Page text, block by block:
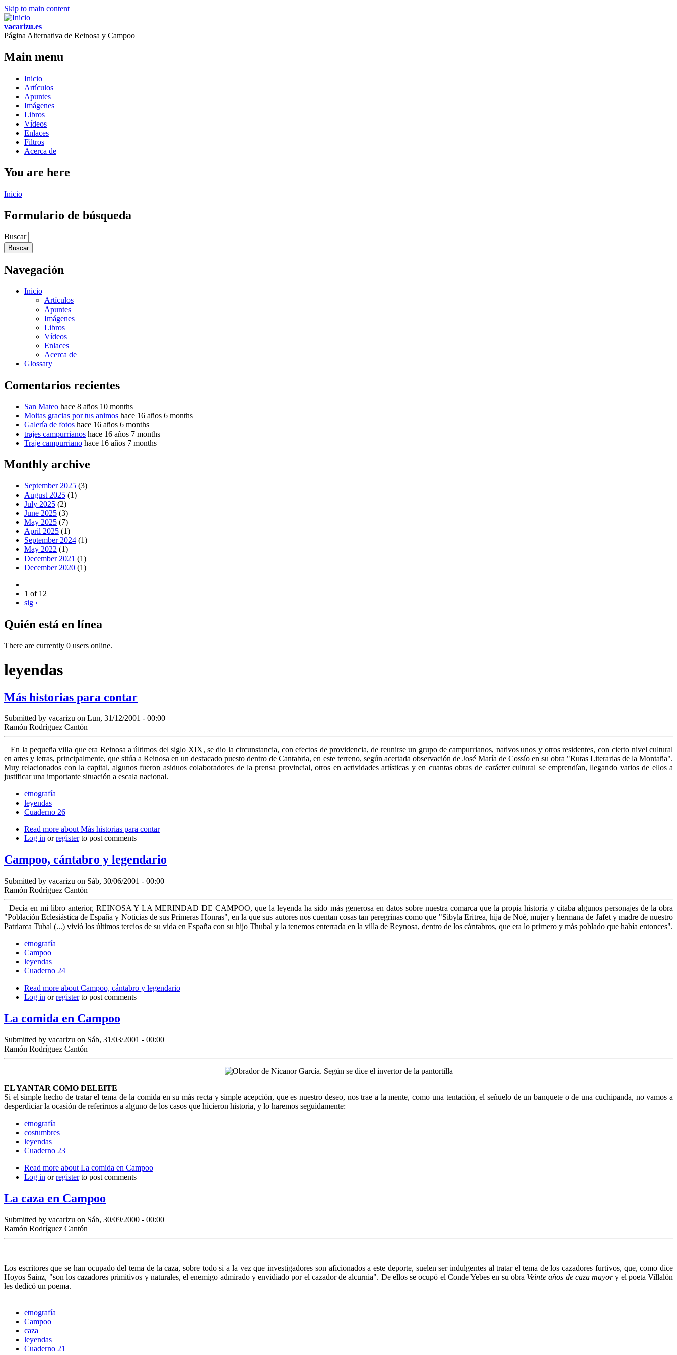
Skip to main content
vacarizu.es
Página Alternativa de Reinosa y Campoo
Main menu
Inicio
Artículos
Apuntes
Imágenes
Libros
Vídeos
Enlaces
Filtros
Acerca de
You are here
Inicio
Formulario de búsqueda
Buscar
Navegación
Inicio
Artículos
Apuntes
Imágenes
Libros
Vídeos
Enlaces
Acerca de
Glossary
Comentarios recientes
San Mateo hace 8 años 10 months
Moitas gracias por tus animos hace 16 años 6 months
Galería de fotos hace 16 años 6 months
trajes campurrianos hace 16 años 7 months
Traje campurriano hace 16 años 7 months
Monthly archive
September 2025 (3)
August 2025 (1)
July 2025 (2)
June 2025 (3)
May 2025 (7)
April 2025 (1)
September 2024 (1)
May 2022 (1)
December 2021 (1)
December 2020 (1)
1 of 12
sig ›
Quién está en línea
There are currently 0 users online.
leyendas
Más historias para contar
Submitted by vacarizu on Lun, 31/12/2001 - 00:00
Ramón Rodríguez Cantón
En la pequeña villa que era Reinosa a últimos del siglo XIX, se dio la circunstancia, con efectos de providencia, de reunirse un grupo de campurrianos, nativos unos y otros residentes, con cierto nivel cultural
en artes y letras, principalmente, que sitúa a Reinosa en un destacado puesto dentro de Cantabria, en este terreno, según acertada observación de José María de Cossío en su obra "Rutas Literarias de la Montaña".
Muy relacionados con la capital, algunos fueron asiduos colaboradores de la prensa provincial, otros en actividades artísticas y en cuantas obras de carácter cultural se emprendían, llegando varios de ellos a
justificar una importante situación a escala nacional.
etnografía
leyendas
Cuaderno 26
Read more about Más historias para contar
Log in orregisterto post comments
Campoo, cántabro y legendario
Submitted by vacarizu on Sáb, 30/06/2001 - 00:00
Ramón Rodríguez Cantón
Decía en mi libro anterior, REINOSA Y LA MERINDAD DE CAMPOO, que la leyenda ha sido más generosa en datos sobre nuestra comarca que la propia historia y citaba algunos personajes de la obra
"Población Eclesiástica de España y Noticias de sus Primeras Honras", en la que sus autores nos cuentan cosas tan peregrinas como que "Sibyla Eritrea, hija de Noé, mujer y hermana de Jafet y madre de nuestro
Patriarca Tubal (...) vivió los últimos tercios de su vida en España con su hijo Thubal y la tenemos enterrada en la villa de Reynosa, dentro de los cántabros, que era lo primero y más poblado que había entonces".
etnografía
Campoo
leyendas
Cuaderno 24
Read more about Campoo, cántabro y legendario
Log in orregisterto post comments
La comida en Campoo
Submitted by vacarizu on Sáb, 31/03/2001 - 00:00
Ramón Rodríguez Cantón
EL YANTAR COMO DELEITE
Si el simple hecho de tratar el tema de la comida en su más recta y simple acepción, que es nuestro deseo, nos trae a la mente, como una tentación, el señuelo de un banquete o de una cuchipanda, no vamos a
desperdiciar la ocasión de referirnos a alguno de los casos que hicieron historia, y lo haremos seguidamente:
etnografía
costumbres
leyendas
Cuaderno 23
Read more about La comida en Campoo
Log in orregisterto post comments
La caza en Campoo
Submitted by vacarizu on Sáb, 30/09/2000 - 00:00
Ramón Rodríguez Cantón
Los escritores que se han ocupado del tema de la caza, sobre todo si a la vez que investigadores son aficionados a este deporte, suelen ser indulgentes al tratar el tema de los cazadores furtivos, que, como dice
Hoyos Sainz, "son los cazadores primitivos y naturales, el enemigo admirado y envidiado por el cazador de alcurnia". De ellos se ocupó el Conde Yebes en su obra Veinte años de caza mayory el poeta Villalón
les dedicó un poema.
etnografía
Campoo
caza
leyendas
Cuaderno 21